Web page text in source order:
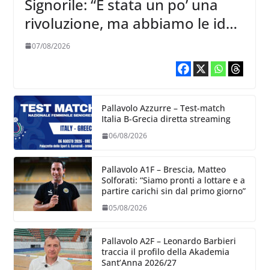
Signorile: “È stata un po’ una
rivoluzione, ma abbiamo le idee
chiare siu cosa vogliamo fare”
07/08/2026
Pallavolo Azzurre – Test-match
Italia B-Grecia diretta streaming
06/08/2026
Pallavolo A1F – Brescia, Matteo
Solforati: “Siamo pronti a lottare e a
partire carichi sin dal primo giorno”
05/08/2026
Pallavolo A2F – Leonardo Barbieri
traccia il profilo della Akademia
Sant’Anna 2026/27